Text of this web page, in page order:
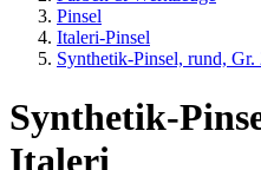
Pinsel
Italeri-Pinsel
Synthetik-Pinsel, rund, Gr.
Synthetik-
Italeri